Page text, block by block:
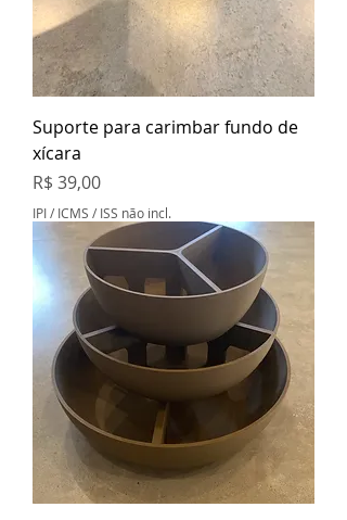
Suporte para carimbar fundo de
xícara
Preço
R$ 39,00
IPI / ICMS / ISS não incl.